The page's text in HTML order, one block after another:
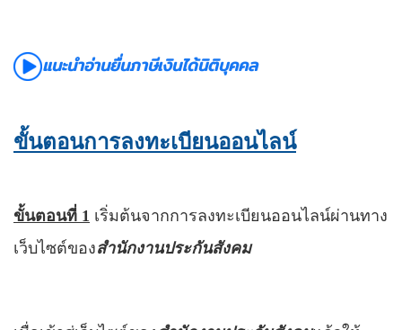
แนะนำอ่านยื่นภาษีเงินได้นิติบุคคล
ขั้นตอนการลงทะเบียนออนไลน์
ขั้นตอนที่ 1 เริ่มต้นจากการลงทะเบียนออนไลน์ผ่านทาง
เว็บไซต์ของสำนักงานประกันสังคม